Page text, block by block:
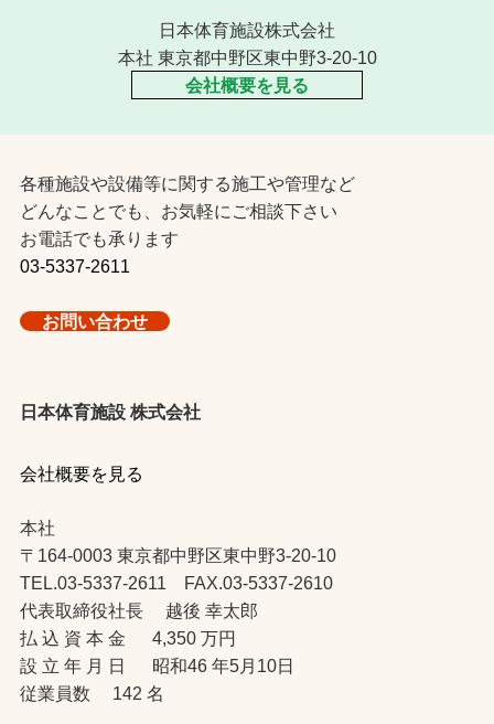
日本体育施設株式会社
本社 東京都中野区東中野3-20-10
会社概要を見る
各種施設や設備等に関する施工や管理など
どんなことでも、お気軽にご相談下さい
お電話でも承ります
03-5337-2611
お問い合わせ
日本体育施設 株式会社
会社概要を見る
本社
〒164-0003 東京都中野区東中野3-20-10
TEL.03-5337-2611 FAX.03-5337-2610
代表取締役社長 越後 幸太郎
払 込 資 本 金 4,350 万円
設 立 年 月 日 昭和46 年5月10日
従業員数 142 名